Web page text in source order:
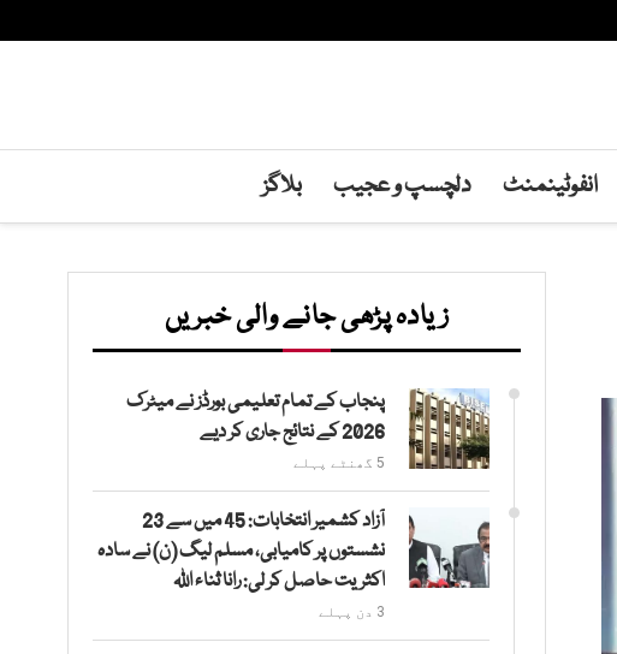
انفوٹینمنٹ دلچسپ و عجیب بلاگز
زیادہ پڑھی جانے والی خبریں
پنجاب کے تمام تعلیمی بورڈز نے میٹرک
2026 کے نتائج جاری کر دیے
5 گھنٹے پہلے
آزاد کشمیر انتخابات: 45 میں سے 23
نشستوں پر کامیابی، مسلم لیگ (ن) نے سادہ
اکثریت حاصل کر لی: رانا ثناء اللہ
3 دن پہلے